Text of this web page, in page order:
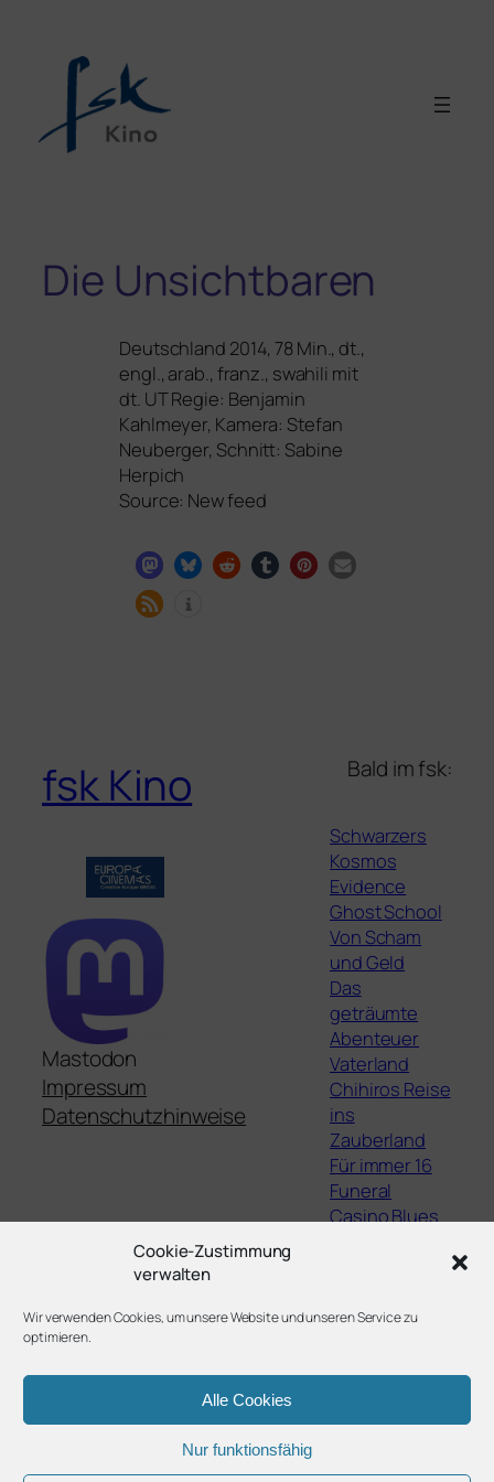
Cookie-Zustimmung
verwalten
Wir verwenden Cookies, um unsere Website und unseren Service zu
optimieren.
Alle Cookies
Nur funktionsfähig
Die Unsichtbaren
Deutschland 2014, 78 Min., dt.,
engl., arab., franz., swa­hi­li mit
dt. UTRegie: Benjamin
Kahlmeyer, Kamera: Stefan
Neuberger, Schnitt: Sabine
Herpich
Source: New feed
fsk Kino
Mastodon
Impressum
Datenschutzhinweise
Bald im fsk:
Schwarzers
Kosmos
Evidence
Ghost School
Von Scham
und Geld
Das
geträumte
Abenteuer
Vaterland
Chihiros Reise
ins
Zauberland
Für immer 16
Funeral
Casino Blues
Filme von Jean